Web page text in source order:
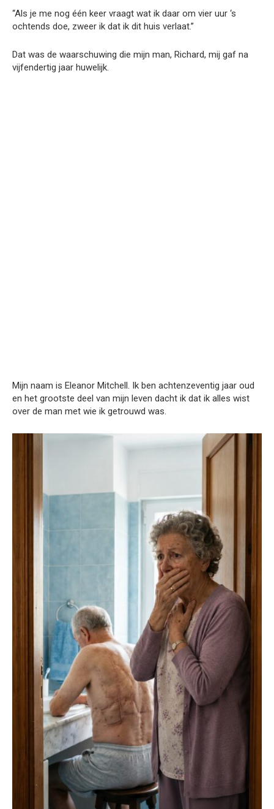
“Als je me nog één keer vraagt wat ik daar om vier uur ‘s
ochtends doe, zweer ik dat ik dit huis verlaat.”
Dat was de waarschuwing die mijn man, Richard, mij gaf na
vijfendertig jaar huwelijk.
Mijn naam is Eleanor Mitchell. Ik ben achtenzeventig jaar oud
en het grootste deel van mijn leven dacht ik dat ik alles wist
over de man met wie ik getrouwd was.